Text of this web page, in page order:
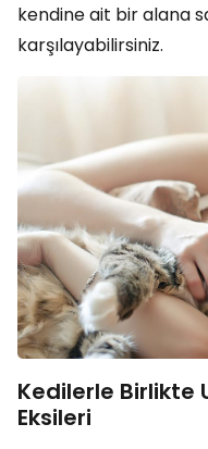
kendine ait bir alana
karşılayabilirsiniz.
Kedilerle Birlikte
Eksileri